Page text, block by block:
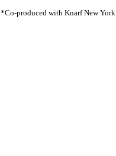
*Co-produced with Knarf New York